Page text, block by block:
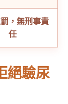
，無刑事責
任
絕驗尿